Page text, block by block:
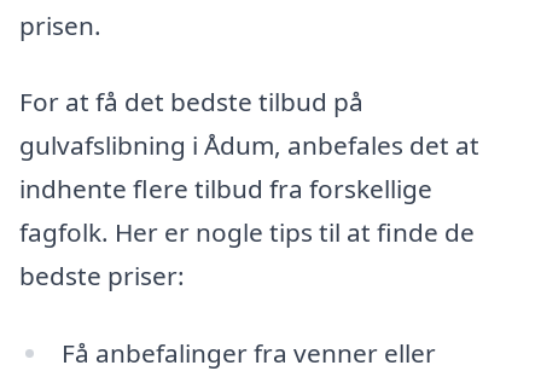
prisen.
For at få det bedste tilbud på
gulvafslibning i Ådum, anbefales det at
indhente flere tilbud fra forskellige
fagfolk. Her er nogle tips til at finde de
bedste priser:
Få anbefalinger fra venner eller